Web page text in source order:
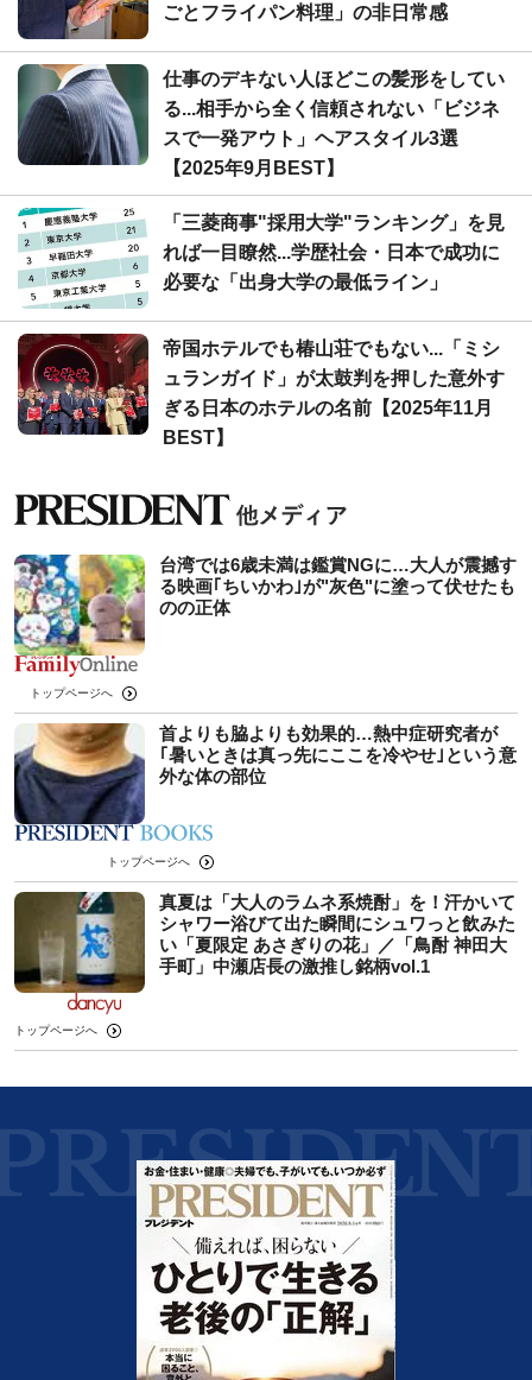
ごとフライパン料理」の非日常感
仕事のデキない人ほどこの髪形をしてい
る...相手から全く信頼されない「ビジネ
スで一発アウト」ヘアスタイル3選
【2025年9月BEST】
「三菱商事"採用大学"ランキング」を見
れば一目瞭然...学歴社会・日本で成功に
必要な「出身大学の最低ライン」
帝国ホテルでも椿山荘でもない...「ミシ
ュランガイド」が太鼓判を押した意外す
ぎる日本のホテルの名前【2025年11月
BEST】
台湾では6歳未満は鑑賞NGに…大人が震撼す
る映画｢ちいかわ｣が"灰色"に塗って伏せたも
のの正体
トップページへ
首よりも脇よりも効果的…熱中症研究者が
｢暑いときは真っ先にここを冷やせ｣という意
外な体の部位
トップページへ
真夏は「大人のラムネ系焼酎」を！汗かいて
シャワー浴びて出た瞬間にシュワっと飲みた
い「夏限定 あさぎりの花」／「鳥酎 神田大
手町」中瀬店長の激推し銘柄vol.1
トップページへ